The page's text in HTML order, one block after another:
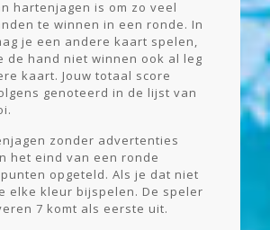
hartenjagen is om zo veel
te winnen in een ronde. In
je een andere kaart spelen,
de hand niet winnen ook al leg
kaart. Jouw totaal score
genoteerd in de lijst van
zonder advertenties
het eind van een ronde
opgeteld. Als je dat niet
elke kleur bijspelen. De speler
7 komt als eerste uit.